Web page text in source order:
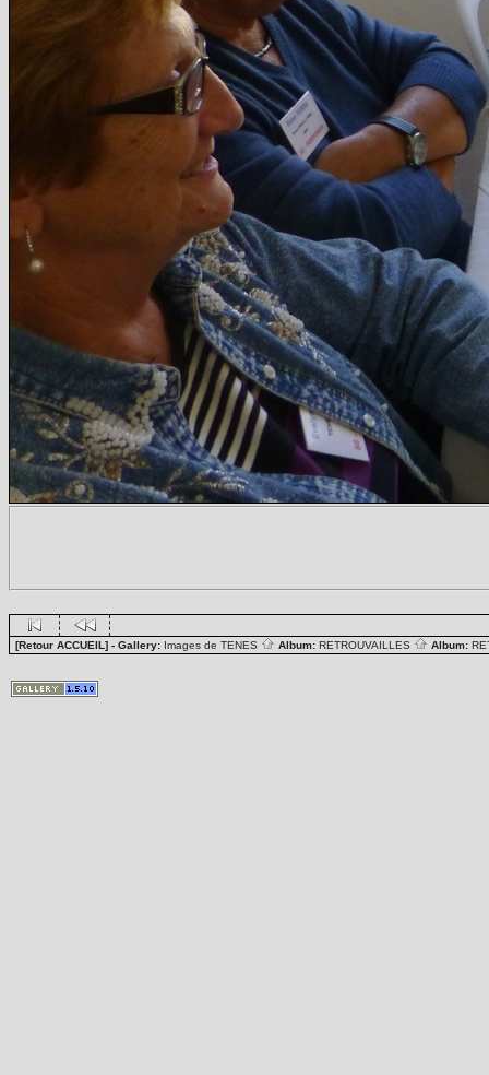
[Retour ACCUEIL] - Gallery: Images de TENES Album: RETROUVAILLES Album: